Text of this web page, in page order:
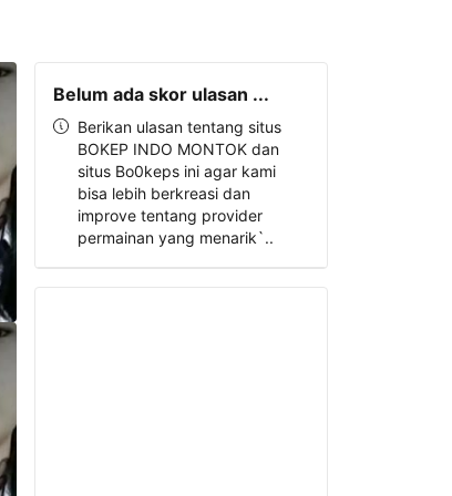
Belum ada skor ulasan ...
Berikan ulasan tentang situs
BOKEP INDO MONTOK dan
situs Bo0keps ini agar kami
bisa lebih berkreasi dan
improve tentang provider
permainan yang menarik`..